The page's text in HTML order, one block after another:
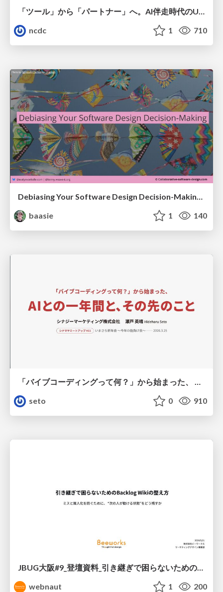
ncdc
1 710
Debiasing Your Software Design Decision-Making @ Flowcon '26
baasie
1 140
「バイブコーディングって何？」から始まった、 AIとの一年間と、その先のこと
seto
0 910
webnaut
1 200